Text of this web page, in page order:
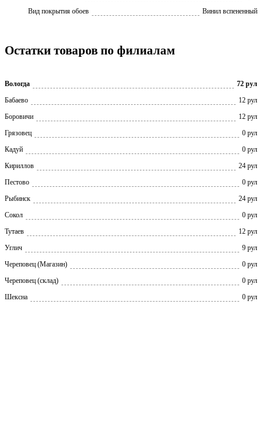
Вид покрытия обоев
Винил вспененный
Остатки товаров по филиалам
Вологда
72 рул
Бабаево
12 рул
Боровичи
12 рул
Грязовец
0 рул
Кадуй
0 рул
Кириллов
24 рул
Пестово
0 рул
Рыбинск
24 рул
Сокол
0 рул
Тутаев
12 рул
Углич
9 рул
Череповец (Магазин)
0 рул
Череповец (склад)
0 рул
Шексна
0 рул